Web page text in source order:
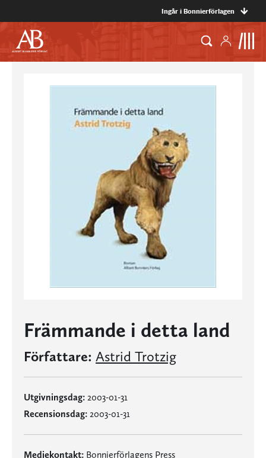
Ingår i Bonnierförlagen
Främmande i detta land
Författare: Astrid Trotzig
Utgivningsdag: 2003-01-31
Recensionsdag: 2003-01-31
Mediekontakt: Bonnierförlagens Press